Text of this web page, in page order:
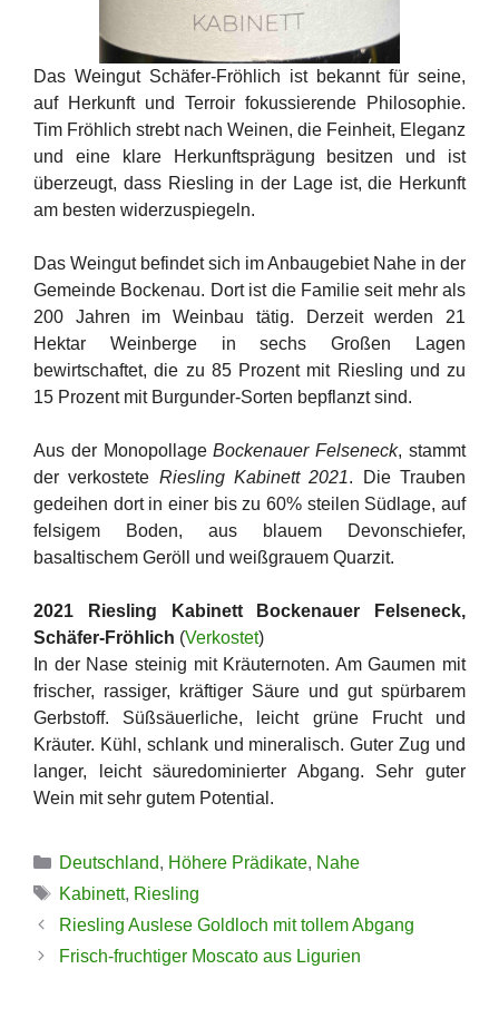
Das Weingut Schäfer-Fröhlich ist bekannt für seine,
auf Herkunft und Terroir fokussierende Philosophie.
Tim Fröhlich strebt nach Weinen, die Feinheit, Eleganz
und eine klare Herkunftsprägung besitzen und ist
überzeugt, dass Riesling in der Lage ist, die Herkunft
am besten widerzuspiegeln.
Das Weingut befindet sich im Anbaugebiet Nahe in der
Gemeinde Bockenau. Dort ist die Familie seit mehr als
200 Jahren im Weinbau tätig. Derzeit werden 21
Hektar Weinberge in sechs Großen Lagen
bewirtschaftet, die zu 85 Prozent mit Riesling und zu
15 Prozent mit Burgunder-Sorten bepflanzt sind.
Aus der MonopollageBockenauer Felseneck, stammt
der verkostete Riesling Kabinett 2021. Die Trauben
gedeihen dort in einer bis zu 60% steilen Südlage, auf
felsigem Boden, aus blauem Devonschiefer,
basaltischem Geröll und weißgrauem Quarzit.
2021 Riesling Kabinett Bockenauer Felseneck,
Schäfer-Fröhlich (Verkostet)
In der Nase steinig mit Kräuternoten. Am Gaumen mit
frischer, rassiger, kräftiger Säure und gut spürbarem
Gerbstoff. Süßsäuerliche, leicht grüne Frucht und
Kräuter. Kühl, schlank und mineralisch. Guter Zug und
langer, leicht säuredominierter Abgang. Sehr guter
Wein mit sehr gutem Potential.
Kategorien
Deutschland, Höhere Prädikate, Nahe
Schlagwörter
Kabinett, Riesling
Riesling Auslese Goldloch mit tollem Abgang
Frisch-fruchtiger Moscato aus Ligurien